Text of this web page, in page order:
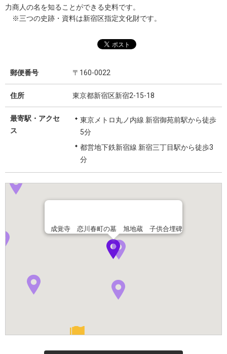
力商人の名を知ることができる史料です。
※三つの史跡・資料は新宿区指定文化財です。
郵便番号 〒160-0022
住所 東京都新宿区新宿2-15-18
最寄駅・アクセ
ス
東京メトロ丸ノ内線 新宿御苑前駅から徒歩
5分
都営地下鉄新宿線 新宿三丁目駅から徒歩3
分
成覚寺 恋川春町の墓 旭地蔵 子供合埋碑